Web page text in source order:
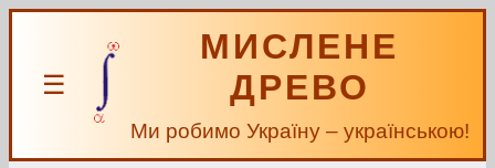
☰
МИСЛЕНЕ
ДРЕВО
Ми робимо Україну – українською!